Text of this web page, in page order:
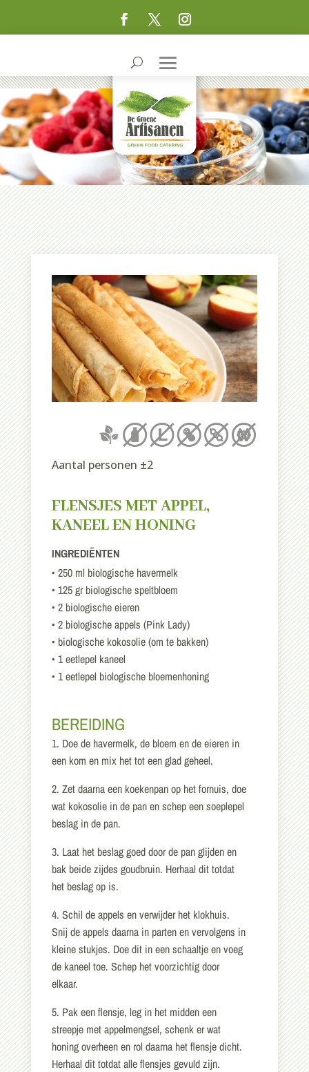
Aantal personen ±2
FLENSJES MET APPEL,
KANEEL EN HONING
INGREDIËNTEN
• 250 ml biologische havermelk
• 125 gr biologische speltbloem
• 2 biologische eieren
• 2 biologische appels (Pink Lady)
• biologische kokosolie (om te bakken)
• 1 eetlepel kaneel
• 1 eetlepel biologische bloemenhoning
BEREIDING
1. Doe de havermelk, de bloem en de eieren in
een kom en mix het tot een glad geheel.
2. Zet daarna een koekenpan op het fornuis, doe
wat kokosolie in de pan en schep een soeplepel
beslag in de pan.
3. Laat het beslag goed door de pan glijden en
bak beide zijdes goudbruin. Herhaal dit totdat
het beslag op is.
4. Schil de appels en verwijder het klokhuis.
Snij de appels daarna in parten en vervolgens in
kleine stukjes. Doe dit in een schaaltje en voeg
de kaneel toe. Schep het voorzichtig door
elkaar.
5. Pak een flensje, leg in het midden een
streepje met appelmengsel, schenk er wat
honing overheen en rol daarna het flensje dicht.
Herhaal dit totdat alle flensjes gevuld zijn.